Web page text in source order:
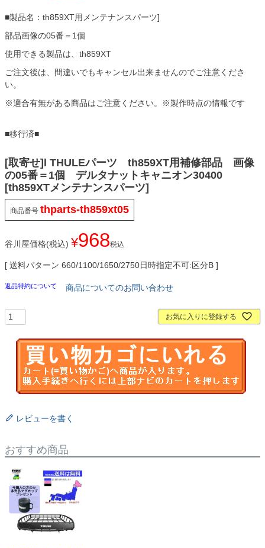
■製品名：th859XT用メンテナンスパーツ]
部品画像の05番＝1個
使用できる製品は、th859XT
ご注文後は、間違いでもキャンセル出来ませんのでご注意くださ
い。
※適合有無がある商品はご注意ください。※製作時点の情報です
■移行済■
[取寄せ]l THULEパーツ th859XT用補修部品 画像
の05番＝1個 デルタナットキャニオン30400
[th859XTメンテナンスパーツ]
商品番号 thparts-th859xt05
谷川屋価格(税込) ¥968税込
送料パターン 660/1100/1650/2750日時指定不可:区分B
返品特約について 商品についてのお問い合わせ
お気に入りに登録する
レビューを書く
おすすめ商品